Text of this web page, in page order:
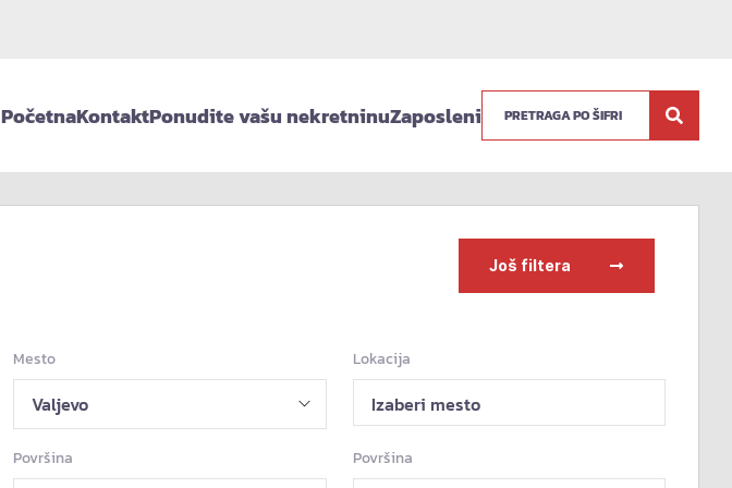
PočetnaKontaktPonudite vašu nekretninuZaposleni
Još filtera
Mesto Lokacija
Izaberi mesto
Površina Površina